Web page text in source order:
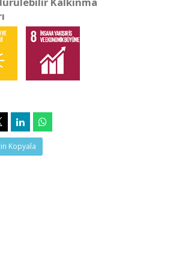
Kopyala